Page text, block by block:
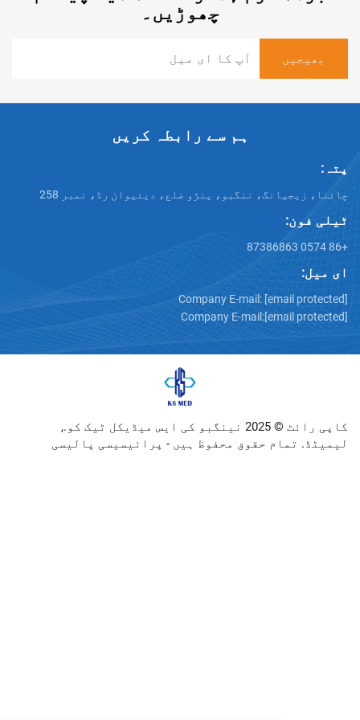
چھوڑیں۔
ہم سے رابطہ کریں
ننگبو، ینژو ضلع، دیئیوان رڈ، نمبر 258
Company E-mail:
Company E-mail:
کاپی رائٹ © 2025 نینگبو کی ایس میڈیکل ٹیک کو.,
حقوق محفوظ ہیں - پرائیسیسی پالیسی